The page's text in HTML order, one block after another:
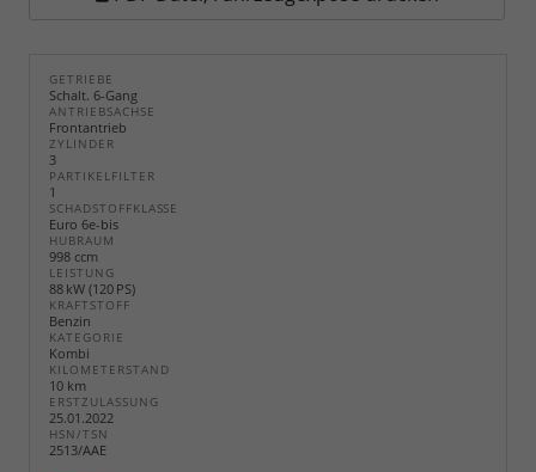
GETRIEBE
Schalt. 6-Gang
ANTRIEBSACHSE
Frontantrieb
ZYLINDER
3
PARTIKELFILTER
1
SCHADSTOFFKLASSE
Euro 6e-bis
HUBRAUM
998 ccm
LEISTUNG
88 kW (120 PS)
KRAFTSTOFF
Benzin
KATEGORIE
Kombi
KILOMETERSTAND
10 km
ERSTZULASSUNG
25.01.2022
HSN/TSN
2513/AAE